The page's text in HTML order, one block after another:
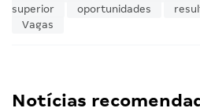
superior
oportunidades
Vagas
Notícias